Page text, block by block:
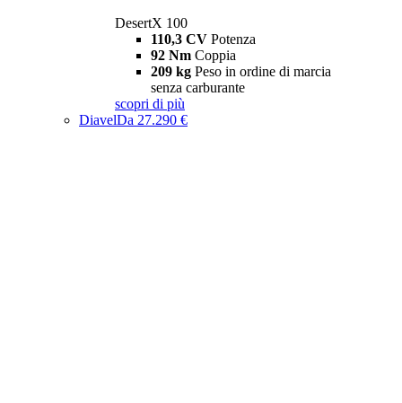
DesertX 100
110,3 CV Potenza
92 Nm Coppia
209 kg Peso in ordine di marcia
senza carburante
scopri di più
DiavelDa 27.290 €